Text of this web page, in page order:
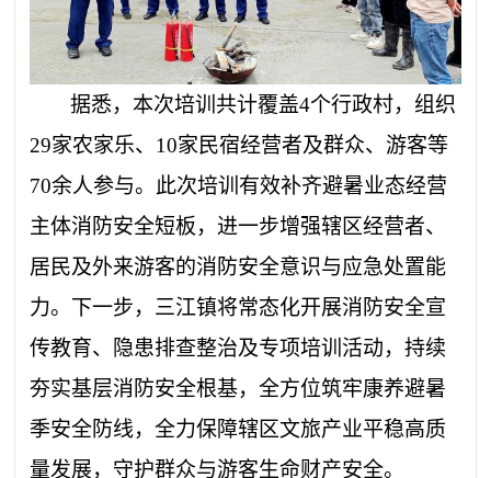
据悉，本次培训共计覆盖4个行政村，组织
29家农家乐、10家民宿经营者及群众、 游客等
70余人参与。此次培训有效补齐避暑业态经营
主体消防安全短板，进一步增强辖区经营者、
居民及外来游客的消防安全意识与应急处置能
力。下一步，三江镇将常态化开展消防安全宣
传教育、隐患排查整治及专项培训活动，持续
夯实基层消防安全根基，全方位筑牢康养避暑
季安全防线，全力保障辖区文旅产业平稳高质
量发展，守护群众与游客生命财产安全。